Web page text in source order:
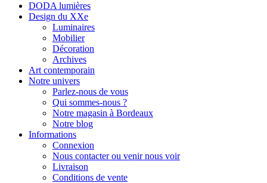
DODA lumières
Design du XXe
Luminaires
Mobilier
Décoration
Archives
Art contemporain
Notre univers
Parlez-nous de vous
Qui sommes-nous ?
Notre magasin à Bordeaux
Notre blog
Informations
Connexion
Nous contacter ou venir nous voir
Livraison
Conditions de vente